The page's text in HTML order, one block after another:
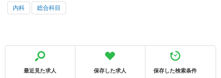
内科 総合科目
最近見た求人 保存した求人 保存した検索条件